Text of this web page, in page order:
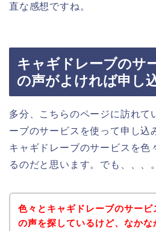
直な感想ですね。
キャギドレーブのサ
の声がよければ申し
多分、こちらのページに訪れて
ーブのサービスを使って申し込
キャギドレーブのサービスを色
るのだと思います。でも、、、。
色々とキャギドレーブのサービ
の声を探しているけど、なかな